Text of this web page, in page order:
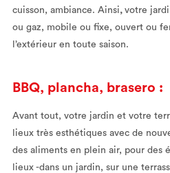
cuisson, ambiance. Ainsi, votre
ou gaz, mobile ou fixe, ouvert ou
l’extérieur en toute saison.
BBQ, plancha, brasero :
Avant tout, votre jardin et votre
lieux très esthétiques avec de
des aliments en plein air, pour des
lieux -dans un jardin, sur une